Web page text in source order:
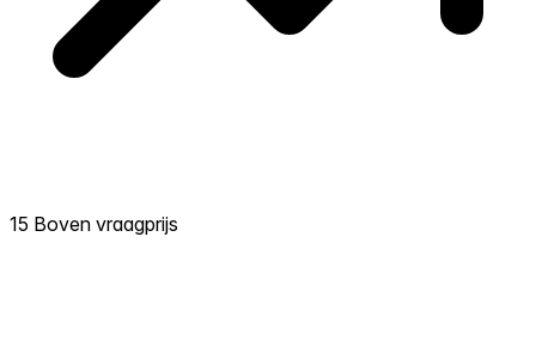
15 Boven vraagprijs